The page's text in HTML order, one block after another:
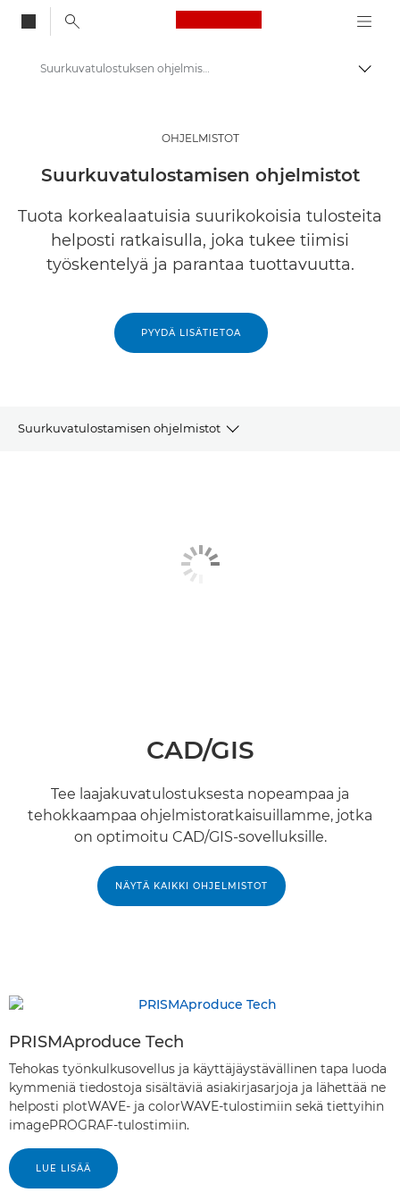
Canon Logo, back
Yritysratkaisut
Suurkuvatulostuksen ohjelmisto
OHJELMISTOT
Suurkuvatulostamisen ohjelmistot
Tuota korkealaatuisia suurikokoisia tulosteita
helposti ratkaisulla, joka tukee tiimisi
työskentelyä ja parantaa tuottavuutta.
PYYDÄ LISÄTIETOA
Suurkuvatulostamisen ohjelmistot
CAD/GIS
Tee laajakuvatulostuksesta nopeampaa ja
tehokkaampaa ohjelmistoratkaisuillamme, jotka
on optimoitu CAD/GIS-sovelluksille.
NÄYTÄ KAIKKI OHJELMISTOT
PRISMAproduce Tech
Tehokas työnkulkusovellus ja käyttäjäystävällinen tapa luoda
kymmeniä tiedostoja sisältäviä asiakirjasarjoja ja lähettää ne
helposti plotWAVE- ja colorWAVE-tulostimiin sekä tiettyihin
imagePROGRAF-tulostimiin.
LUE LISÄÄ